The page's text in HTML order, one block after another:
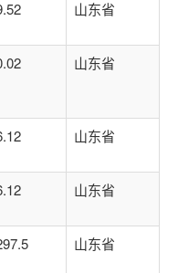
山东省
山东省
山东省
山东省
山东省